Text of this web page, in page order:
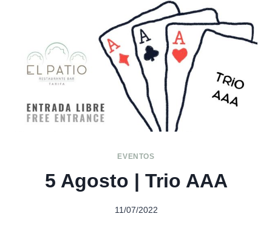
EVENTOS
5 Agosto | Trio AAA
11/07/2022